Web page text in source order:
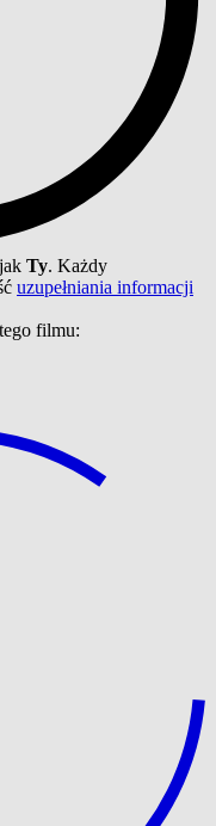
Ty. Każdy
uzupełniania informacji
filmu: